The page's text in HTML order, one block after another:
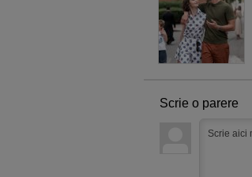
Scrie o parere